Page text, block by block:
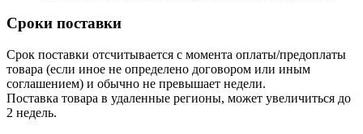
Сроки поставки
Срок поставки отсчитывается с момента оплаты/предоплаты
товара (если иное не определено договором или иным
соглашением) и обычно не превышает недели.
Поставка товара в удаленные регионы, может увеличиться до
2 недель.